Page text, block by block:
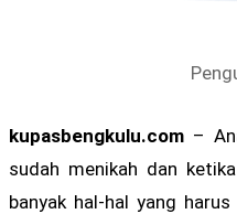
kupasbengkulu.com –
sudah menikah dan
banyak hal-hal yang